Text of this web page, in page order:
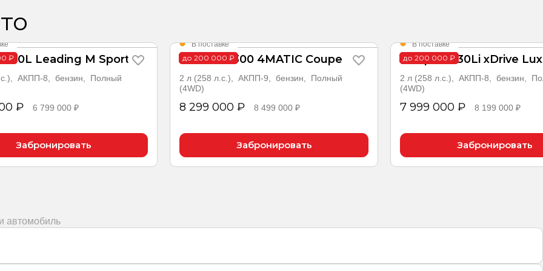
₽ Leading M Sport
АКПП-8, бензин, Полный
₽ 6 799 000 ₽
Забронировать
до 200 000 ₽
В поставке
GLC GLC 300 4MATIC Coupe
2 л (258 л.с.), АКПП-9, бензин, Полный
(4WD)
8 299 000 ₽ 8 499 000 ₽
Забронировать
до 200 000 ₽
В поставке
5 серии 530Li xDrive
2 л (258 л.с.), АКПП-8, бензин,
(4WD)
7 999 000 ₽ 8 199 000 ₽
Забронировать
автомобиль